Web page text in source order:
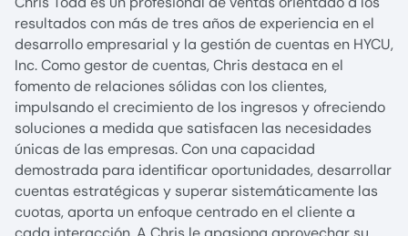
resultados con más de tres años de experiencia en el
desarrollo empresarial y la gestión de cuentas en HYCU,
Inc. Como gestor de cuentas, Chris destaca en el
fomento de relaciones sólidas con los clientes,
impulsando el crecimiento de los ingresos y ofreciendo
soluciones a medida que satisfacen las necesidades
únicas de las empresas. Con una capacidad
demostrada para identificar oportunidades, desarrollar
cuentas estratégicas y superar sistemáticamente las
cuotas, aporta un enfoque centrado en el cliente a